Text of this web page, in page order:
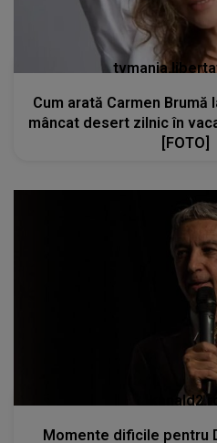
Momente dificile pentru
Fratele lui s-a stins din